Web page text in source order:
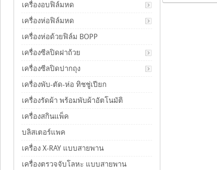
เครื่องอบฟิล์มหด
เครื่องห่อฟิล์มหด
เครื่องห่อด้วยฟิล์ม BOPP
เครื่องซีลปิดฝาถ้วย
เครื่องซีลปิดปากถุง
เครื่องพับ-ตัด-ห่อ ทิชชู่เปียก
เครื่องรัดผ้า พร้อมพับผ้าอัตโนมัติ
เครื่องสกินแพ็ค
บลิสเตอร์แพค
เครื่อง X-RAY แบบสายพาน
เครื่องตรวจจับโลหะ แบบสายพาน